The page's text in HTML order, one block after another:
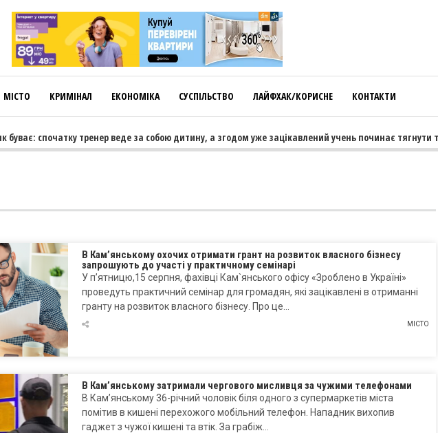
МІСТО КРИМІНАЛ ЕКОНОМІКА СУСПІЛЬСТВО ЛАЙФХАК/КОРИСНЕ КОНТАКТИ
спочатку тренер веде за собою дитину, а згодом уже зацікавлений учень починає тягнути
В Кам’янському охочих отримати грант на розвиток власного бізнесу
запрошують до участі у практичному семінарі
У п’ятницю,15 серпня, фахівці Кам`янського офісу «Зроблено в Україні»
проведуть практичний семінар для громадян, які зацікавлені в отриманні
гранту на розвиток власного бізнесу. Про це…
МІСТО
В Кам’янському затримали чергового мисливця за чужими телефонами
В Кам’янському 36-річний чоловік біля одного з супермаркетів міста
помітив в кишені перехожого мобільний телефон. Нападник вихопив
гаджет з чужої кишені та втік. За грабіж…